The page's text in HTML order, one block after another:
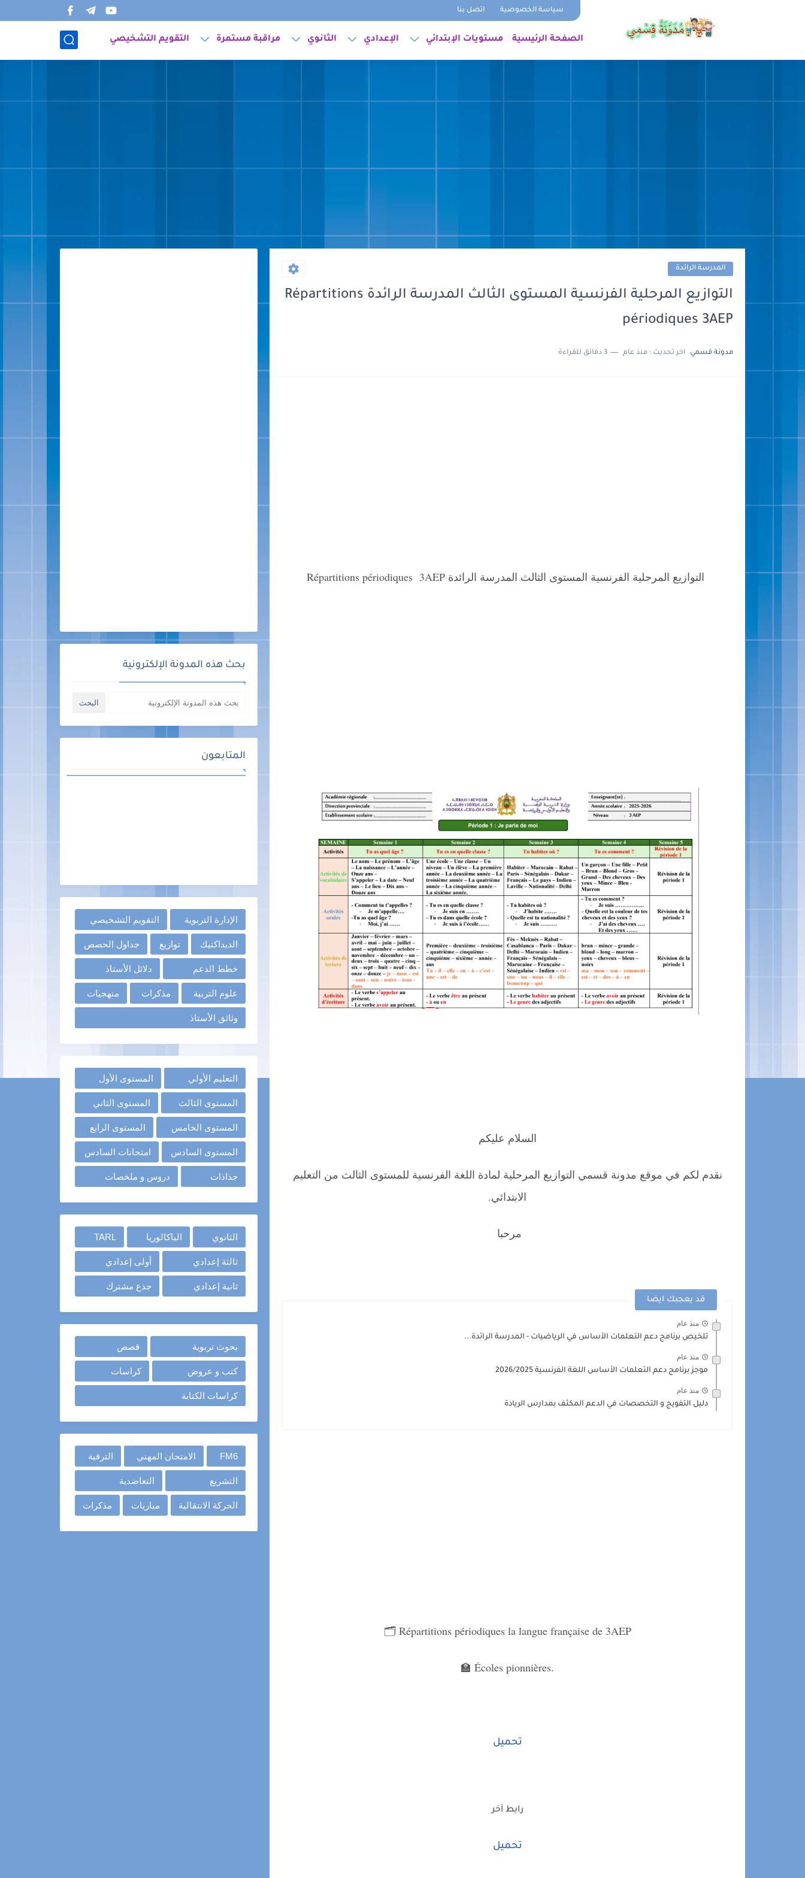
سياسة الخصوصية اتصل بنا
الصفحة الرئيسية مستويات الإبتدائي الإعدادي الثانوي مراقبة مستمرة التقويم التشخيصي
المدرسة الرائدة
التوازيع المرحلية الفرنسية المستوى الثالث المدرسة الرائدة Répartitions
périodiques 3AEP
مدونة قسمي اخر تحديث : منذ عام 3 دقائق للقراءة
التوازيع المرحلية الفرنسية المستوى الثالث المدرسة الرائدة Répartitions périodiques 3AEP
السلام عليكم
نقدم لكم في موقع مدونة قسمي التوازيع المرحلية لمادة اللغة الفرنسية للمستوى الثالث من التعليم
الابتدائي.
مرحبا
قد يعجبك ايضا
منذ عام
تلخيص برنامج دعم التعلمات الأساس في الرياضيات - المدرسة الرائدة...
منذ عام
موجز برنامج دعم التعلمات الأساس اللغة الفرنسية 2026/2025
منذ عام
دليل التفويج و التخصصات في الدعم المكثف بمدارس الريادة
🗂️ Répartitions périodiques la langue française de 3AEP
🏫 Écoles pionnières.
تحميل
رابط آخر
تحميل
بحث هذه المدونة الإلكترونية
المتابعون
الإدارة التربوية التقويم التشخيصي
الديداكتيك توازيع جداول الحصص
خطط الدعم دلائل الأستاذ
علوم التربية مذكرات منهجيات
وثائق الأستاذ
التعليم الأولي المستوى الأول
المستوى الثالث المستوى الثاني
المستوى الخامس المستوى الرابع
المستوى السادس امتحانات السادس
جذاذات دروس و ملخصات
الثانوي الباكالوريا TARL
ثالثة إعدادي أولى إعدادي
ثانية إعدادي جذع مشترك
بحوث تربوية قصص
كتب و عروض كراسات
كراسات الكتابة
FM6 الامتحان المهني الترقية
التشريع التعاضدية
الحركة الانتقالية مباريات مذكرات